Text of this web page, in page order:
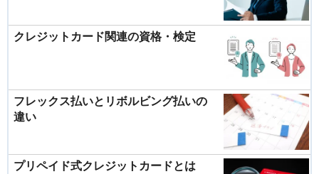
クレジットカード関連の資格・検定
フレックス払いとリボルビング払いの
違い
プリペイド式クレジットカードとは